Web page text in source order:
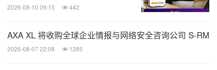
2026-08-10 09:15 442
AXA XL 将收购全球企业情报与网络安全咨询公司 S-RM
2026-08-07 22:08 1285